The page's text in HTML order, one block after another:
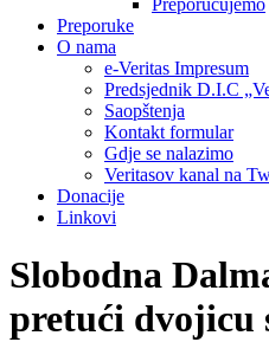
Preporučujemo
Preporuke
O nama
e-Veritas Impresum
Predsjednik D.I.C
Saopštenja
Kontakt formular
Gdje se nalazimo
Veritasov kanal na
Donacije
Linkovi
Slobodna
pretući dvojicu